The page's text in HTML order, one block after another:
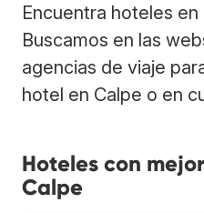
Encuentra hoteles
Buscamos en las
agencias de viaje
hotel en Calpe o en
Hoteles con
Calpe